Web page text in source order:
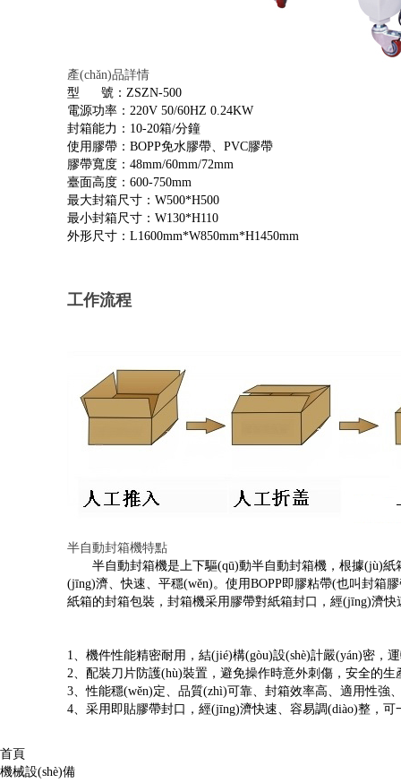
產(chǎn)品詳情
型 號：ZSZN-500
電源功率：220V 50/60HZ 0.24KW
封箱能力： 10-20箱/分鐘
使用膠帶： BOPP免水膠帶、PVC膠帶
膠帶寬度： 48mm/60mm/72mm
臺面高度： 600-750mm
最大封箱尺寸： W500*H500
最小封箱尺寸： W130*H110
外形尺寸： L1600mm*W850mm*H1450mm
工作流程
半自動封箱機特點
半自動封箱機是上下驅(qū)動半自動封箱機，根據(jù)紙箱規
(jīng)濟、快速、平穩(wěn)。使用BOPP即膠粘帶(也叫封箱膠帶
紙箱的封箱包裝，封箱機采用膠帶對紙箱封口，經(jīng)濟快速
1、機件性能精密耐用，結(jié)構(gòu)設(shè)計嚴(yán)密，運
2、配裝刀片防護(hù)裝置，避免操作時意外刺傷，安全的生
3、性能穩(wěn)定、品質(zhì)可靠、封箱效率高、適用性強
4、采用即貼膠帶封口，經(jīng)濟快速、容易調(diào)整，可
首頁
機械設(shè)備